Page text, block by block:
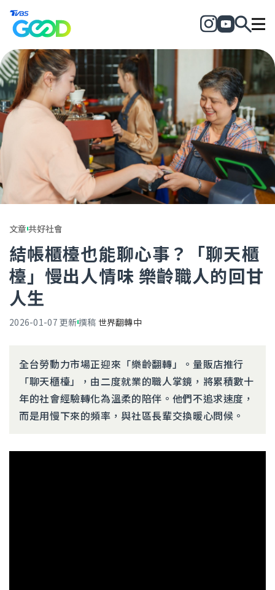
文章共好社會
結帳櫃檯也能聊心事？「聊天櫃
檯」慢出人情味 樂齡職人的回甘
人生
2026-01-07 更新撰稿 世界翻轉中
全台勞動力市場正迎來「樂齡翻轉」。量販店推行
「聊天櫃檯」，由二度就業的職人掌鏡，將累積數十
年的社會經驗轉化為溫柔的陪伴。他們不追求速度，
而是用慢下來的頻率，與社區長輩交換暖心問候。